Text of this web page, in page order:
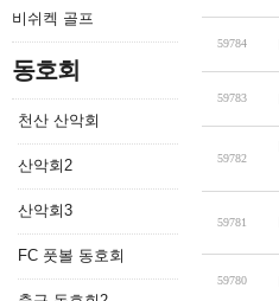
비쉬켁 골프
동호회
천산 산악회
산악회2
산악회3
FC 풋볼 동호회
59784
59783
59782
59781
59780